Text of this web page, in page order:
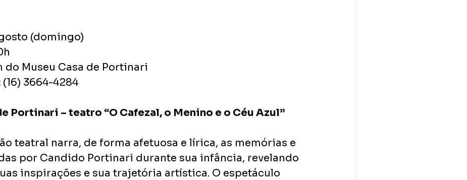
(domingo)
do Museu Casa de Portinari
(16) 3664-4284
Portinari – teatro “O Cafezal, o Menino e o Céu Azul”
teatral narra, de forma afetuosa e lírica, as memórias e
por Candido Portinari durante sua infância, revelando
inspirações e sua trajetória artística. O espetáculo